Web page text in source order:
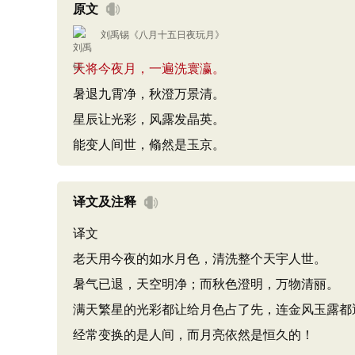
原文
刘禹锡 《八月十五日夜玩月 》
天将今夜月，一遍洗寰瀛。
暑退九霄净，秋澄万景清。
星辰让光彩，风露发晶英。
能变人间世，翛然是玉京。
译文及注释
译文
老天用今夜的如水月色，清洗整个天宇人世。
暑气已退，天空明净；而秋色澄明，万物清丽。
满天繁星的光彩都让给月色占了先，连金风玉露都
经常变换的是人间，而月亮依然是恒久的！